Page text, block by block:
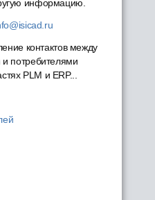
информацию.
контактов между
потребителями
PLM и ERP...